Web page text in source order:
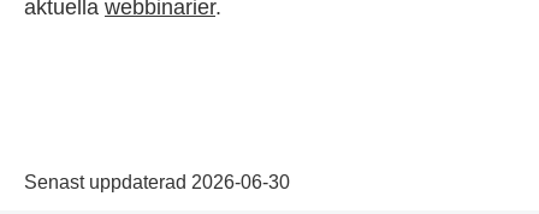
aktuella webbinarier.
Senast uppdaterad 2026-06-30